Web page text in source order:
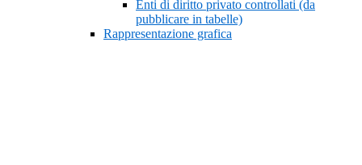
Enti di diritto privato controllati (da
pubblicare in tabelle)
Rappresentazione grafica